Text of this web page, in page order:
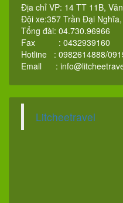
Địa chỉ VP: 14 TT 11B,
Đội xe:357 Trần Đại
Tổng đài: 04.730.96966
Fax : 0432939160
Hotline : 0982614888/
Email :
Litcheetravel